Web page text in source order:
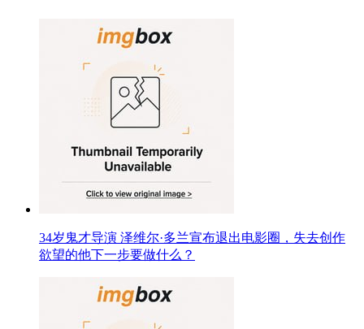
34岁鬼才导演 泽维尔·多兰宣布退出电影圈，失去创作
欲望的他下一步要做什么？